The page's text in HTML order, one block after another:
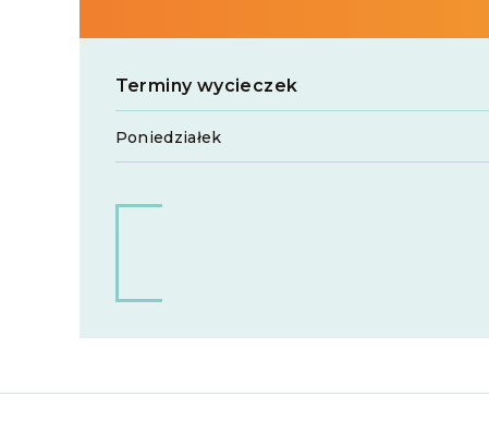
Terminy wycieczek
Poniedziałek